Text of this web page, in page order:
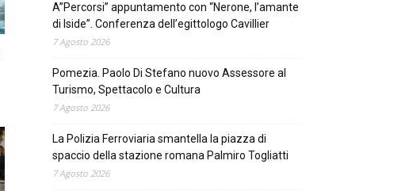
A”Percorsi” appuntamento con “Nerone, l’amante
di Iside”. Conferenza dell’egittologo Cavillier
7 Agosto 2026
Pomezia. Paolo Di Stefano nuovo Assessore al
Turismo, Spettacolo e Cultura
7 Agosto 2026
La Polizia Ferroviaria smantella la piazza di
spaccio della stazione romana Palmiro Togliatti
7 Agosto 2026